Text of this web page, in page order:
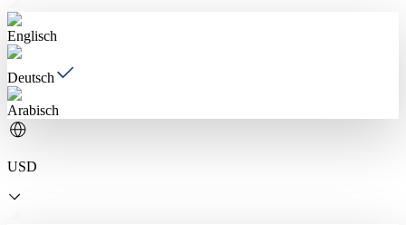
Englisch
Deutsch
Arabisch
USD